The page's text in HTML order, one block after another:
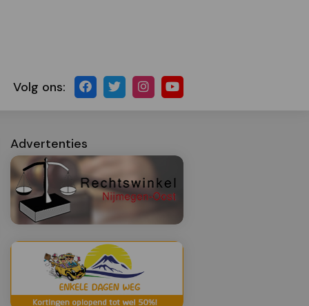
Volg ons:
Advertenties